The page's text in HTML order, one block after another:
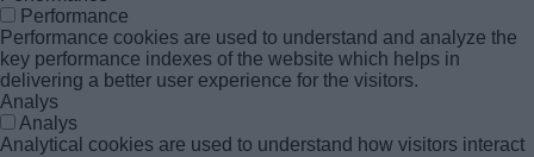
Performance
Performance cookies are used to understand and analyze the
key performance indexes of the website which helps in
delivering a better user experience for the visitors.
Analys
Analys
Analytical cookies are used to understand how visitors interact